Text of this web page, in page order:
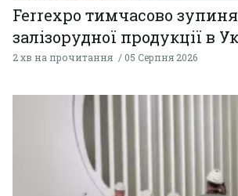
Ferrexpo тимчасово
залізорудної продукції в
2 хв на прочитання 05 Серпня 2026